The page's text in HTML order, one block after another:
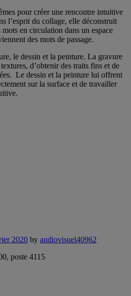
pour créer une rencontre intuitive
l’esprit du collage, elle déconstruit
en circulation dans un espace
des mots de passage.
le dessin et la peinture. La gravure
d’obtenir des traits fins et de
Le dessin et la peinture lui offrent
sur la surface et de travailler
2020 by audiovisuel40962
poste 4115